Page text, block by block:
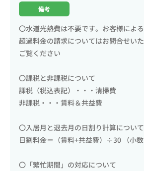
備考
〇水道光熱費は不要です。お客様によ
超過料金の請求についてはお問合せい
ご覧ください
〇課税と非課税について
課税（税込表記）・・・清掃費
非課税・・・賃料＆共益費
〇入居月と退去月の日割り計算について
日割料金＝（賃料+共益費）÷30 （小数
〇「繁忙期間」の対応について